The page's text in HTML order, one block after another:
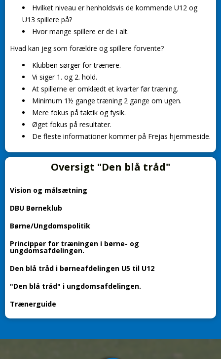
Hvilket niveau er henholdsvis de kommende U12 og
U13 spillere på?
Hvor mange spillere er de i alt.
Hvad kan jeg som forældre og spillere forvente?
Klubben sørger for trænere.
Vi siger 1. og 2. hold.
At spillerne er omklædt et kvarter før træning.
Minimum 1½ gange træning 2 gange om ugen.
Mere fokus på taktik og fysik.
Øget fokus på resultater.
De fleste informationer kommer på Frejas hjemmeside.
Oversigt "Den blå tråd"
Vision og målsætning
DBU Børneklub
Børne/Ungdomspolitik
Principper for træningen i børne- og
ungdomsafdelingen.
Den blå tråd i børneafdelingen U5 til U12
"Den blå tråd" i ungdomsafdelingen.
Trænerguide